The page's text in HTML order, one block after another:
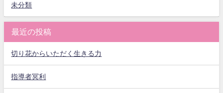
未分類
最近の投稿
切り花からいただく生きる力
指導者冥利